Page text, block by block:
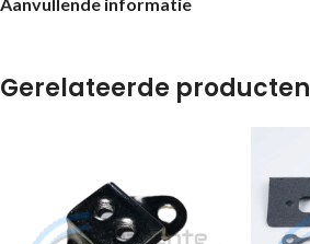
Gerelateerde producten